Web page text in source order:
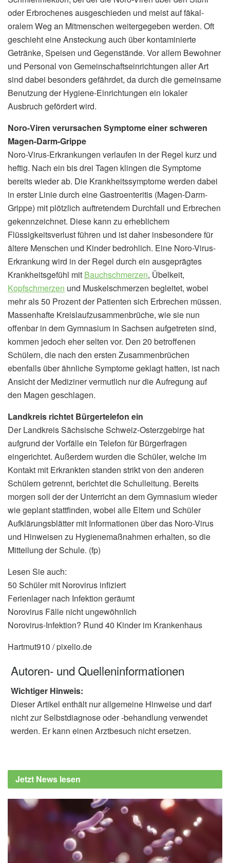
oder Erbrochenes ausgeschieden und meist auf fäkal-
oralem Weg an Mitmenschen weitergegeben werden. Oft
geschieht eine Ansteckung auch über kontaminierte
Getränke, Speisen und Gegenstände. Vor allem Bewohner
und Personal von Gemeinschaftseinrichtungen aller Art
sind dabei besonders gefährdet, da durch die gemeinsame
Benutzung der Hygiene-Einrichtungen ein lokaler
Ausbruch gefördert wird.
Noro-Viren verursachen Symptome einer schweren
Magen-Darm-Grippe
Noro-Virus-Erkrankungen verlaufen in der Regel kurz und
heftig. Nach ein bis drei Tagen klingen die Symptome
bereits wieder ab. Die Krankheitssymptome werden dabei
in erster Linie durch eine Gastroenteritis (Magen-Darm-
Grippe) mit plötzlich auftretendem Durchfall und Erbrechen
gekennzeichnet. Diese kann zu erheblichem
Flüssigkeitsverlust führen und ist daher insbesondere für
ältere Menschen und Kinder bedrohlich. Eine Noro-Virus-
Erkrankung wird in der Regel durch ein ausgeprägtes
Krankheitsgefühl mit Bauchschmerzen, Übelkeit,
Kopfschmerzen und Muskelschmerzen begleitet, wobei
mehr als 50 Prozent der Patienten sich Erbrechen müssen.
Massenhafte Kreislaufzusammenbrüche, wie sie nun
offenbar in dem Gymnasium in Sachsen aufgetreten sind,
kommen jedoch eher selten vor. Den 20 betroffenen
Schülern, die nach den ersten Zusammenbrüchen
ebenfalls über ähnliche Symptome geklagt hatten, ist nach
Ansicht der Mediziner vermutlich nur die Aufregung auf
den Magen geschlagen.
Landkreis richtet Bürgertelefon ein
Der Landkreis Sächsische Schweiz-Osterzgebirge hat
aufgrund der Vorfälle ein Telefon für Bürgerfragen
eingerichtet. Außerdem wurden die Schüler, welche im
Kontakt mit Erkrankten standen strikt von den anderen
Schülern getrennt, berichtet die Schulleitung. Bereits
morgen soll der der Unterricht an dem Gymnasium wieder
wie geplant stattfinden, wobei alle Eltern und Schüler
Aufklärungsblätter mit Informationen über das Noro-Virus
und Hinweisen zu Hygienemaßnahmen erhalten, so die
Mitteilung der Schule. (fp)
Lesen Sie auch:
50 Schüler mit Norovirus infiziert
Ferienlager nach Infektion geräumt
Norovirus Fälle nicht ungewöhnlich
Norovirus-Infektion? Rund 40 Kinder im Krankenhaus
Hartmut910 / pixelio.de
Autoren- und Quelleninformationen
Wichtiger Hinweis:
Dieser Artikel enthält nur allgemeine Hinweise und darf
nicht zur Selbstdiagnose oder -behandlung verwendet
werden. Er kann einen Arztbesuch nicht ersetzen.
Jetzt News lesen